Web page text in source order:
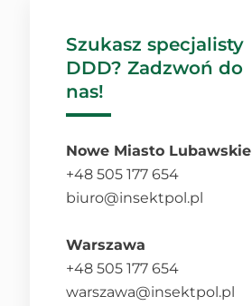
Szukasz specjalisty
DDD? Zadzwoń do
nas!
Nowe Miasto Lubawskie
+48 505 177 654
biuro@insektpol.pl
Warszawa
+48 505 177 654
warszawa@insektpol.pl